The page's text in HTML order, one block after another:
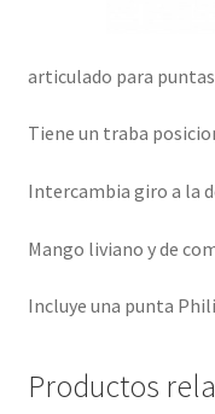
articulado para
Tiene un traba
Intercambia giro a la
Mango liviano y de
Incluye una punta
Productos